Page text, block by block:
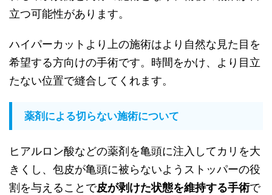
立つ可能性があります。
ハイパーカットより上の施術はより自然な見た目を
希望する方向けの手術です。時間をかけ、より目立
たない位置で縫合してくれます。
薬剤による切らない施術について
ヒアルロン酸などの薬剤を亀頭に注入してカリを大
きくし、包皮が亀頭に被らないようストッパーの役
割を与えることで皮が剥けた状態を維持する手術で